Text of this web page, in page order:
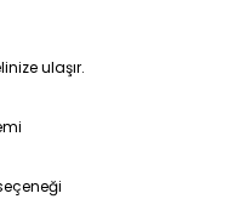
ulaşır.